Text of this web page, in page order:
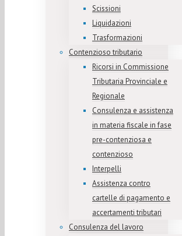
Scissioni
Liquidazioni
Trasformazioni
Contenzioso tributario
Ricorsi in Commissione
Tributaria Provinciale e
Regionale
Consulenza e assistenza
in materia fiscale in fase
pre-contenziosa e
contenzioso
Interpelli
Assistenza contro
cartelle di pagamento e
accertamenti tributari
Consulenza del lavoro